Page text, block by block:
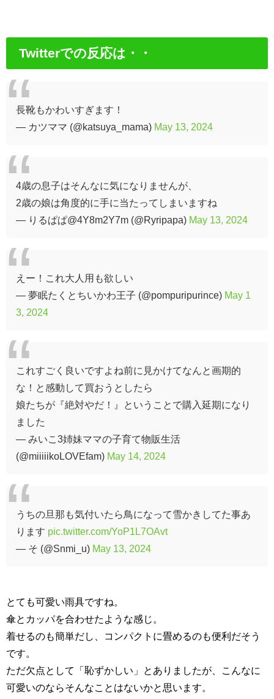
Twitterでの反応は・・
長靴もかわいすぎます！
— カツママ (@katsuya_mama) May 13, 2024
4歳の息子はそんなに気になりませんが、
2歳の娘は角度的に手に当たってしまいますね
— りるぱぱ@4Y8m2Y7m (@Ryripapa) May 13, 2024
えー！これ大人用も欲しい
— 夢眠たくとちいかわ王子 (@pompuripurince) May 1
3, 2024
これすごく良いですよね前に見かけてなんと画期的
な！と感動して買おうとしたら
娘たちが『絶対やだ！』ということで購入延期になり
ました
— みいこ3姉妹ママの子育て物販生活
(@miiiiikoLOVEfam) May 14, 2024
うちの旦那も気付いたら鳥になって雪かきしてた事あ
ります pic.twitter.com/YoP1L7OAvt
— そ (@Snmi_u) May 13, 2024
とても可愛い雨具ですね。
傘とカッパを合わせたような感じ。
着せるのも簡単だし、コンパクトに畳めるのも便利だそう
です。
ただ欠点として「恥ずかしい」とありましたが、こんなに
可愛いのならそんなことはないかと思います。